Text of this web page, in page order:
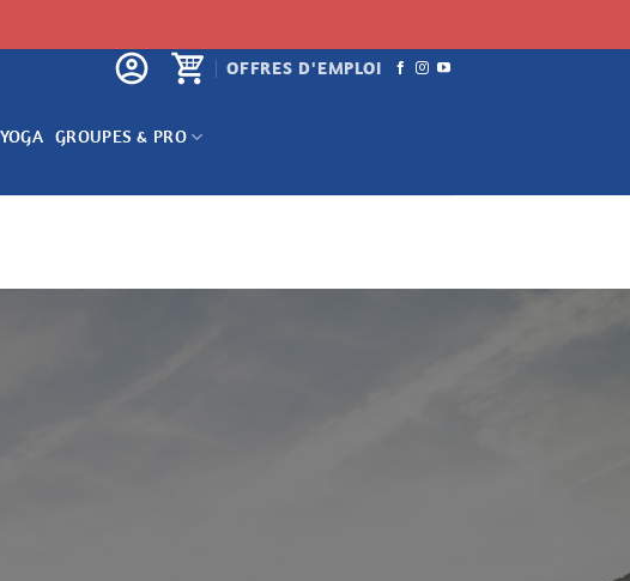
OFFRES D'EMPLOI
YOGA GROUPES & PRO